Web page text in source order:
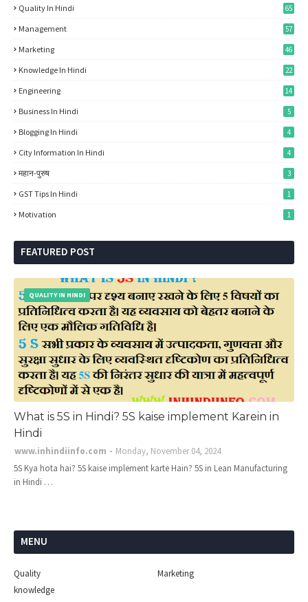
Quality In Hindi 65
Management 57
Marketing 46
Knowledge In Hindi 22
Engineering 14
Business In Hindi 5
Blogging In Hindi 4
City Information In Hindi 4
महान-पुरुष 3
GST Tips In Hindi 1
Motivation 1
FEATURED POST
QUALITY IN HINDI
What is 5S in Hindi? 5S kaise implement Karein in
Hindi
www.inhindiinfo.com
Monday, November 04, 2024
5S Kya hota hai? 5S kaise implement karte Hain? 5S in Lean Manufacturing
in Hindi …
MENU
Quality
Marketing
knowledge